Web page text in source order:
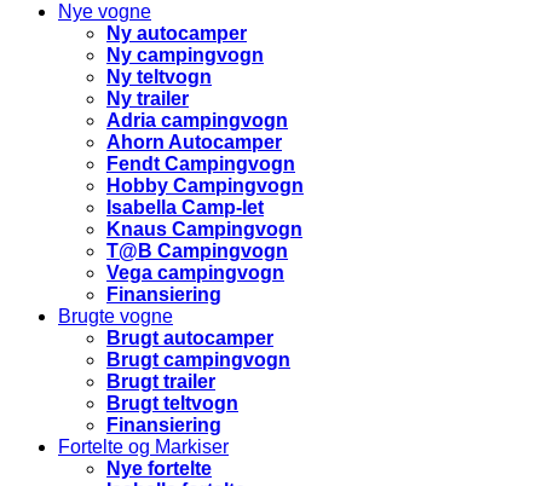
Nye vogne
Ny autocamper
Ny campingvogn
Ny teltvogn
Ny trailer
Adria campingvogn
Ahorn Autocamper
Fendt Campingvogn
Hobby Campingvogn
Isabella Camp-let
Knaus Campingvogn
T@B Campingvogn
Vega campingvogn
Finansiering
Brugte vogne
Brugt autocamper
Brugt campingvogn
Brugt trailer
Brugt teltvogn
Finansiering
Fortelte og Markiser
Nye fortelte